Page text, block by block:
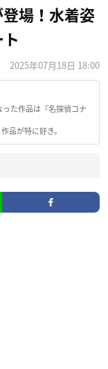
登場！水着姿
2025年07月18日 18:00
た作品は『名探偵コナ
品が特に好き。